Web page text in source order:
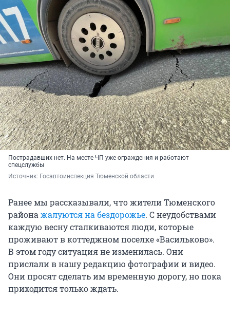
Пострадавших нет. На месте ЧП уже ограждения и работают
спецслужбы
Источник: Госавтоинспекция Тюменской области
Ранее мы рассказывали, что жители Тюменского
района жалуются на бездорожье. С неудобствами
каждую весну сталкиваются люди, которые
проживают в коттеджном поселке «Васильково».
В этом году ситуация не изменилась. Они
прислали в нашу редакцию фотографии и видео.
Они просят сделать им временную дорогу, но пока
приходится только ждать.